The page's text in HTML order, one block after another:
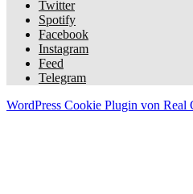
Twitter
Spotify
Facebook
Instagram
Feed
Telegram
WordPress Cookie Plugin von Real